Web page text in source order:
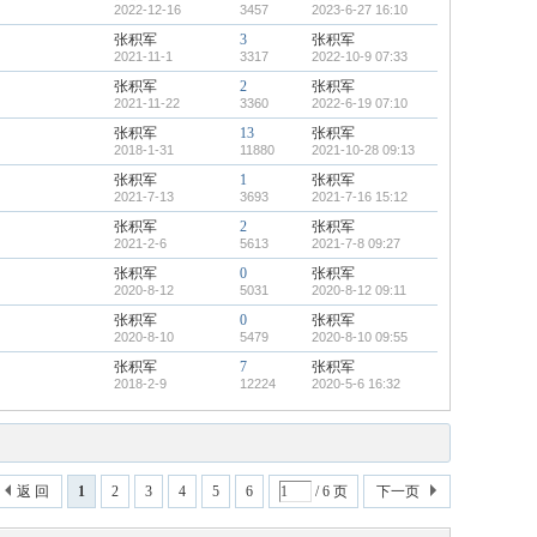
2022-12-16 3457 2023-6-27 16:10
张积军
2021-11-1
3
3317
张积军
2022-10-9 07:33
张积军
2021-11-22
2
3360
张积军
2022-6-19 07:10
张积军
2018-1-31
13
11880
张积军
2021-10-28 09:13
张积军
2021-7-13
1
3693
张积军
2021-7-16 15:12
张积军
2021-2-6
2
5613
张积军
2021-7-8 09:27
张积军
2020-8-12
0
5031
张积军
2020-8-12 09:11
张积军
2020-8-10
0
5479
张积军
2020-8-10 09:55
张积军
2018-2-9
7
12224
张积军
2020-5-6 16:32
1 2 3 4 5 6 / 6 页 下一页
返 回